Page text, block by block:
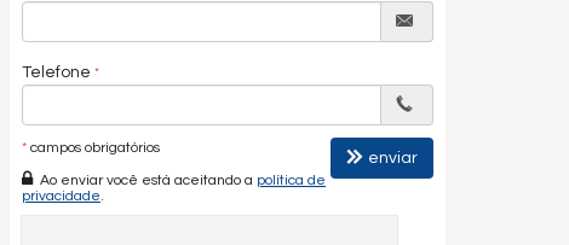
Telefone
* campos obrigatórios
Ao enviar você está aceitando a política de
privacidade
enviar